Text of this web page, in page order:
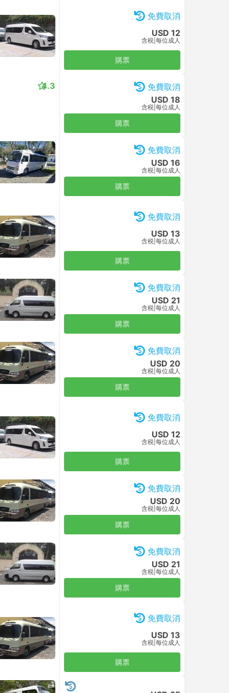
免費取消
USD 12
含税 每位成人
購票
4.3
免費取消
USD 18
含税 每位成人
購票
免費取消
USD 16
含税 每位成人
購票
免費取消
USD 13
含税 每位成人
購票
免費取消
USD 21
含税 每位成人
購票
免費取消
USD 20
含税 每位成人
購票
免費取消
USD 12
含税 每位成人
購票
免費取消
USD 20
含税 每位成人
購票
免費取消
USD 21
含税 每位成人
購票
免費取消
USD 13
含税 每位成人
購票